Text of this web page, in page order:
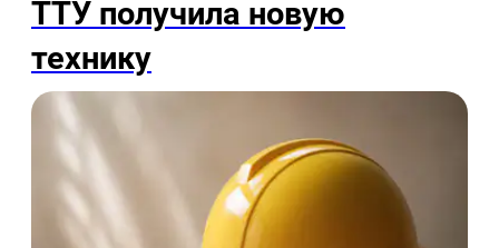
ТТУ получила новую
технику